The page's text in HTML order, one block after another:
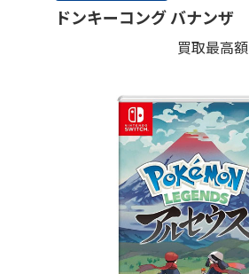
ドンキーコング バナンザ
買取最高額